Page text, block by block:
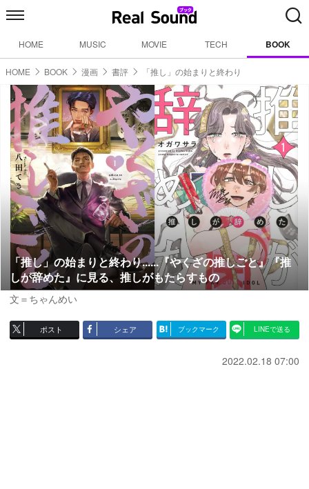
HOME MUSIC MOVIE TECH BOOK
HOME BOOK 漫画 書評 「推し」の始まりと終わり
「推し」の始まりと終わり......『やくざの推しごと』『推
しが辞めた』に見る、推しがもたらすもの
文＝ちゃんめい
ポスト シェア ブックマーク LINEで送る
2022.02.18 07:00